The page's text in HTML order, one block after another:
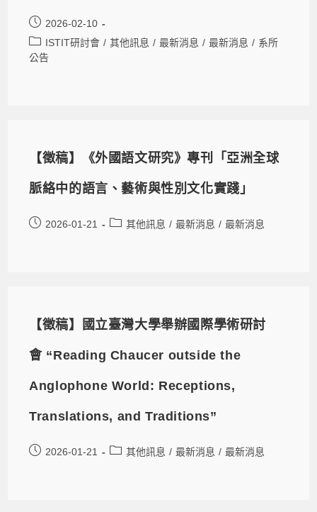
2026-02-10
ISTIT研討會 / 其他訊息 / 最新消息 / 最新消息 / 系所
公告
【徵稿】《外國語文研究》專刊「亞洲全球
脈絡中的語言、藝術與性別文化實踐」
2026-01-21 其他訊息 / 最新消息 / 最新消息
【徵稿】國立臺灣大學舉辦國際學術研討
會 “Reading Chaucer outside the
Anglophone World: Receptions,
Translations, and Traditions”
2026-01-21 其他訊息 / 最新消息 / 最新消息